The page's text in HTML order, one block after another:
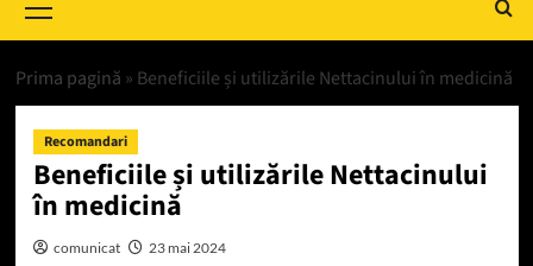
Menu
Prima pagină » Beneficiile și utilizările Nettacinului în medicină
Recomandari
Beneficiile și utilizările Nettacinului
în medicină
comunicat 23 mai 2024